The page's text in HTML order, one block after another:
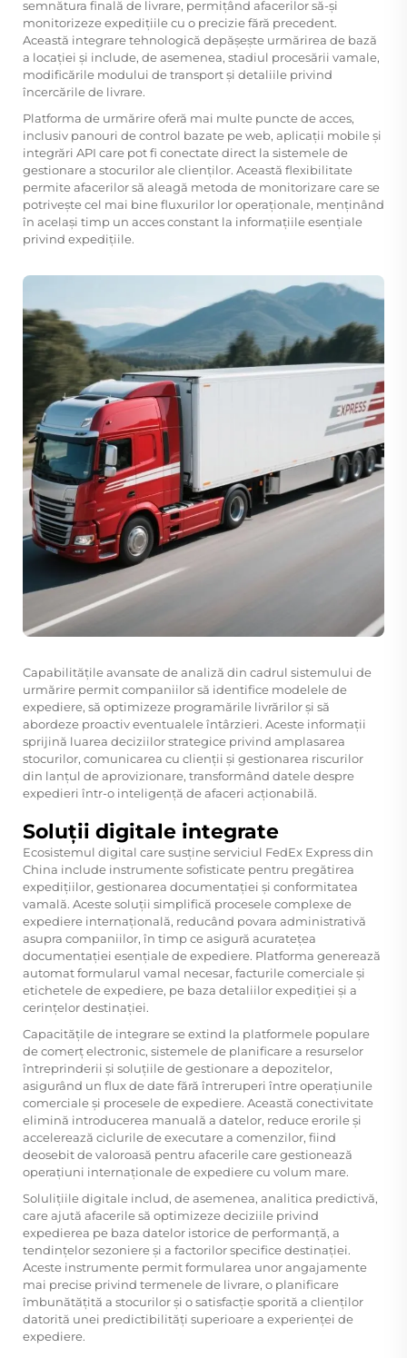
semnătura finală de livrare, permițând afacerilor să-și
monitorizeze expedițiile cu o precizie fără precedent.
Această integrare tehnologică depășește urmărirea de bază
a locației și include, de asemenea, stadiul procesării vamale,
modificările modului de transport și detaliile privind
încercările de livrare.
Platforma de urmărire oferă mai multe puncte de acces,
inclusiv panouri de control bazate pe web, aplicații mobile și
integrări API care pot fi conectate direct la sistemele de
gestionare a stocurilor ale clienților. Această flexibilitate
permite afacerilor să aleagă metoda de monitorizare care se
potrivește cel mai bine fluxurilor lor operaționale, menținând
în același timp un acces constant la informațiile esențiale
privind expedițiile.
Capabilitățile avansate de analiză din cadrul sistemului de
urmărire permit companiilor să identifice modelele de
expediere, să optimizeze programările livrărilor și să
abordeze proactiv eventualele întârzieri. Aceste informații
sprijină luarea deciziilor strategice privind amplasarea
stocurilor, comunicarea cu clienții și gestionarea riscurilor
din lanțul de aprovizionare, transformând datele despre
expedieri într-o inteligență de afaceri acționabilă.
Soluții digitale integrate
Ecosistemul digital care susține serviciul FedEx Express din
China include instrumente sofisticate pentru pregătirea
expedițiilor, gestionarea documentației și conformitatea
vamală. Aceste soluții simplifică procesele complexe de
expediere internațională, reducând povara administrativă
asupra companiilor, în timp ce asigură acuratețea
documentației esențiale de expediere. Platforma generează
automat formularul vamal necesar, facturile comerciale și
etichetele de expediere, pe baza detaliilor expediției și a
cerințelor destinației.
Capacitățile de integrare se extind la platformele populare
de comerț electronic, sistemele de planificare a resurselor
întreprinderii și soluțiile de gestionare a depozitelor,
asigurând un flux de date fără întreruperi între operațiunile
comerciale și procesele de expediere. Această conectivitate
elimină introducerea manuală a datelor, reduce erorile și
accelerează ciclurile de executare a comenzilor, fiind
deosebit de valoroasă pentru afacerile care gestionează
operațiuni internaționale de expediere cu volum mare.
Solulițiile digitale includ, de asemenea, analitica predictivă,
care ajută afacerile să optimizeze deciziile privind
expedierea pe baza datelor istorice de performanță, a
tendințelor sezoniere și a factorilor specifice destinației.
Aceste instrumente permit formularea unor angajamente
mai precise privind termenele de livrare, o planificare
îmbunătățită a stocurilor și o satisfacție sporită a clienților
datorită unei predictibilități superioare a experienței de
expediere.